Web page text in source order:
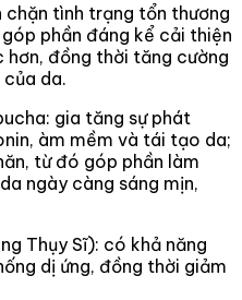
tình trạng tổn thương
phần đáng kể cải thiện
hơn, đồng thời tăng cường
da.
gia tăng sự phát
àm mềm và tái tạo da;
từ đó góp phần làm
ngày càng sáng mịn,
Thụy Sĩ): có khả năng
dị ứng, đồng thời giảm